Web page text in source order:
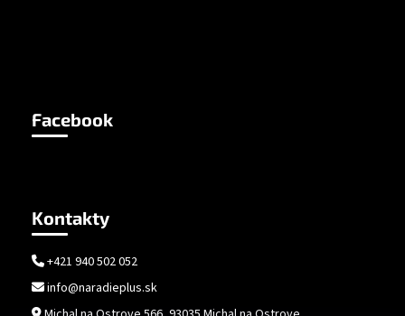
Facebook
Kontakty
+421 940 502 052
info@naradieplus.sk